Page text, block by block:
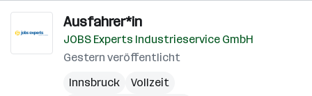
Ausfahrer*in
JOBS Experts Industrieservice GmbH
Gestern veröffentlicht
Innsbruck
Vollzeit